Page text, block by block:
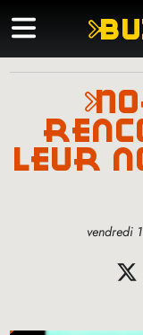
normcore :
leur
vendredi